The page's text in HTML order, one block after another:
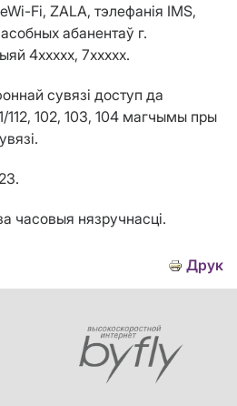
Fi, ZALA, тэлефанія IMS,
абанентаў г.
4ххххх, 7ххххх.
сувязі доступ да
112, 102, 103, 104 магчымы пры
часовыя нязручнасці.
Друк